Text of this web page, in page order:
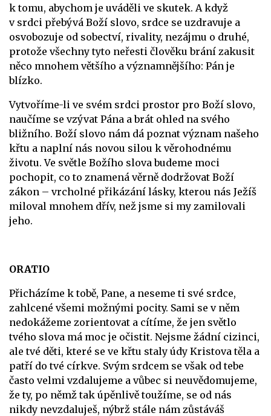
k tomu, abychom je uváděli ve skutek. A když
v srdci přebývá Boží slovo, srdce se uzdravuje a
osvobozuje od sobectví, rivality, nezájmu o druhé,
protože všechny tyto neřesti člověku brání zakusit
něco mnohem většího a významnějšího: Pán je
blízko.
Vytvoříme-li ve svém srdci prostor pro Boží slovo,
naučíme se vzývat Pána a brát ohled na svého
bližního. Boží slovo nám dá poznat význam našeho
křtu a naplní nás novou silou k věrohodnému
životu. Ve světle Božího slova budeme moci
pochopit, co to znamená věrně dodržovat Boží
zákon – vrcholné přikázání lásky, kterou nás Ježíš
miloval mnohem dřív, než jsme si my zamilovali
jeho.
ORATIO
Přicházíme k tobě, Pane, a neseme ti své srdce,
zahlcené všemi možnými pocity. Sami se v něm
nedokážeme zorientovat a cítíme, že jen světlo
tvého slova má moc je očistit. Nejsme žádní cizinci,
ale tvé děti, které se ve křtu staly údy Kristova těla a
patří do tvé církve. Svým srdcem se však od tebe
často velmi vzdalujeme a vůbec si neuvědomujeme,
že ty, po němž tak úpěnlivě toužíme, se od nás
nikdy nevzdaluješ, nýbrž stále nám zůstáváš